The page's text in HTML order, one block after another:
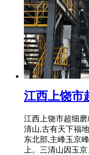
江西上饶市
江西上饶市超细
清山,古有天下福
东北部,主峰玉京
上。三清山因玉